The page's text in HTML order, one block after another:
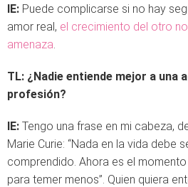
IE: Puede complicarse si no hay
amor real, el crecimiento del otro
amenaza.
TL: ¿Nadie entiende mejor a una
profesión?
IE: Tengo una frase en mi cabeza,
Marie Curie: “Nada en la vida debe
comprendido. Ahora es el
para temer menos”. Quien quiera